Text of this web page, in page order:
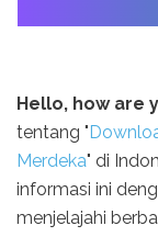
Hello, how are
tentang "
Merdeka" di
informasi ini
menjelajahi